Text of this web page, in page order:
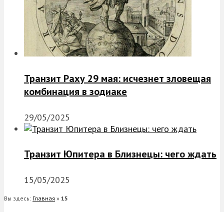
Транзит Раху 29 мая: исчезнет зловещая
комбинация в зодиаке
29/05/2025
Транзит Юпитера в Близнецы: чего ждать
15/05/2025
Вы здесь: Главная » 15